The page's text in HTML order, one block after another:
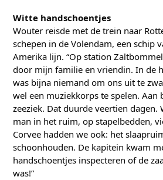
Witte handschoentjes
Wouter reisde met de trein naar
schepen in de Volendam, een schip
Amerika lijn. “Op station
door mijn familie en vriendin. In de
was bijna niemand om ons uit te
wel een muziekkorps te spelen.
zeeziek. Dat duurde veertien dagen.
man in het ruim, op stapelbedden,
Corvee hadden we ook: het
schoonhouden. De kapitein kwam
handschoentjes inspecteren of de
was!”